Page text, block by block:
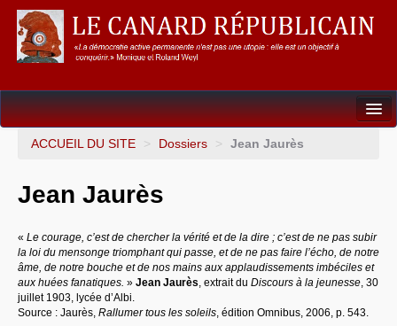
Dossiers
Un éléphant, ça trompe énormément !
Gouvernance mondiale & mondialisation
International
ACCUEIL DU SITE > Dossiers > Jean Jaurès
Jean Jaurès
« Le courage, c’est de chercher la vérité et de la dire ; c’est de ne pas subir
la loi du mensonge triomphant qui passe, et de ne pas faire l’écho, de notre
âme, de notre bouche et de nos mains aux applaudissements imbéciles et
aux huées fanatiques. » Jean Jaurès , extrait du Discours à la jeunesse , 30
juillet 1903, lycée d’Albi.
Source : Jaurès, Rallumer tous les soleils , édition Omnibus, 2006, p. 543.